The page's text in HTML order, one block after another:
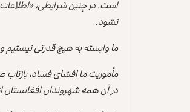
است. در چنین شرایطی،
نشود.
ما وابسته به هیچ قدرتی نیستیم
مأموریت ما افشای فساد،
در آن همه شهروندان افغانستان